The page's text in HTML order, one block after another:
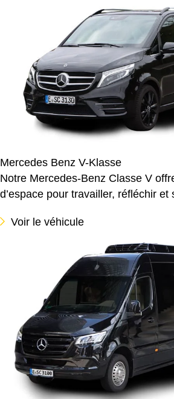
Mercedes Benz V-Klasse
Notre Mercedes-Benz Classe V
d’espace pour travailler, réfléchir et
Voir le véhicule